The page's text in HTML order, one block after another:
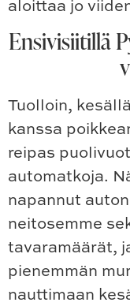
aloittaa jo
Ensivisiitillä
Tuolloin,
kanssa
reipas
automatkoja.
napannut
neitosemme
tavaramäärät,
pienemmän
nauttimaan